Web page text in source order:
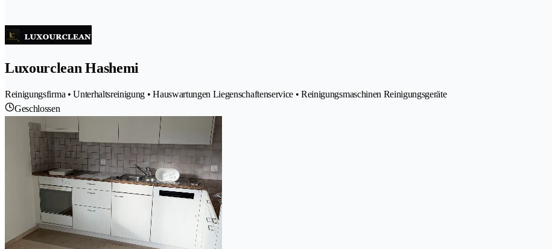
Luxourclean Hashemi
Reinigungsfirma • Unterhaltsreinigung • Hauswartungen Liegenschaftenservice • Reinigungsmaschinen Reinigungsgeräte
Geschlossen